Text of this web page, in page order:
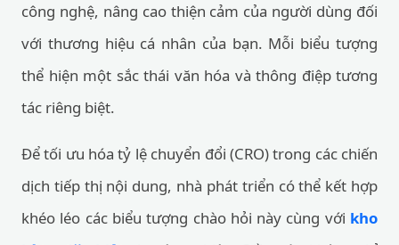
công nghệ, nâng cao thiện cảm của người dùng đối
với thương hiệu cá nhân của bạn. Mỗi biểu tượng
thể hiện một sắc thái văn hóa và thông điệp tương
tác riêng biệt.
Để tối ưu hóa tỷ lệ chuyển đổi (CRO) trong các chiến
dịch tiếp thị nội dung, nhà phát triển có thể kết hợp
khéo léo các biểu tượng chào hỏi này cùng với kho